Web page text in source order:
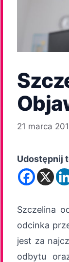
21 marca
Udostępnij
Szczelina
odcinka
jest za
odbytu